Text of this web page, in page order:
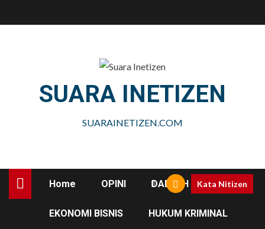
SUARA INETIZEN
SUARAINETIZEN.COM
Home OPINI DAERAH
EKONOMI BISNIS HUKUM KRIMINAL
Kata Nitizen